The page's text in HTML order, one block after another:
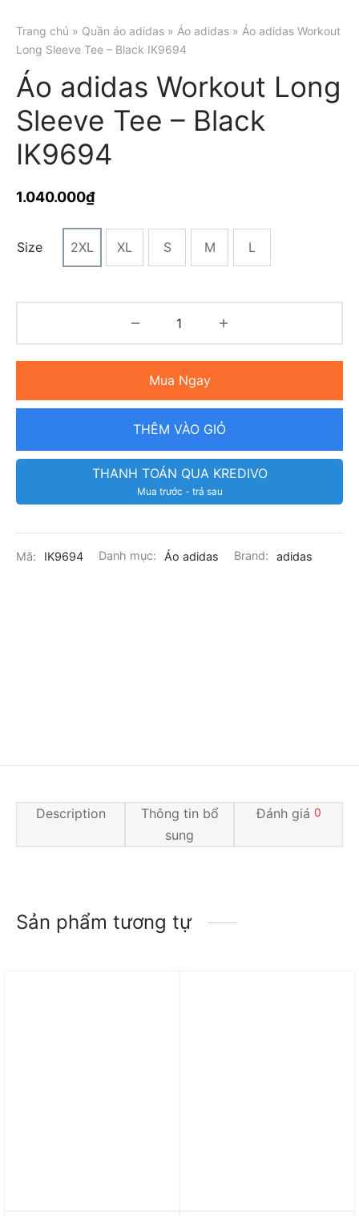
Trang chủ » Quần áo adidas » Áo adidas » Áo adidas Workout
Long Sleeve Tee – Black IK9694
Áo adidas Workout Long
Sleeve Tee – Black
IK9694
1.040.000₫
Size 2XL XL S M L
Mua Ngay
THÊM VÀO GIỎ
THANH TOÁN QUA KREDIVO
Mua trước - trả sau
Mã: IK9694 Danh mục: Áo adidas Brand: adidas
Description
Thông tin bổ
sung
Đánh giá 0
Sản phẩm tương tự